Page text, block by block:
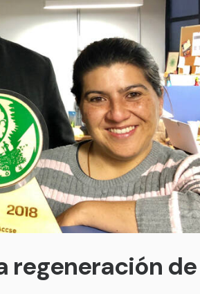
regeneración de